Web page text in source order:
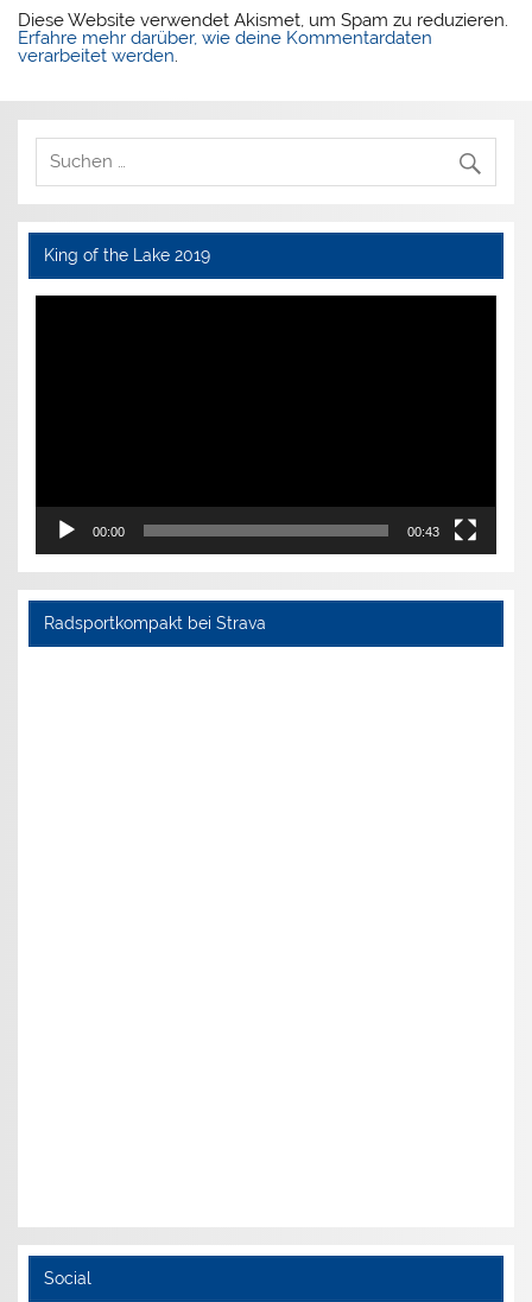
Diese Website verwendet Akismet, um Spam zu reduzieren.
Erfahre mehr darüber, wie deine Kommentardaten
verarbeitet werden.
King of the Lake 2019
Video-
00:00 00:43
Radsportkompakt bei Strava
Social